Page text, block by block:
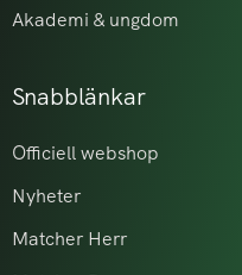
Akademi & ungdom
Snabblänkar
Officiell webshop
Nyheter
Matcher Herr